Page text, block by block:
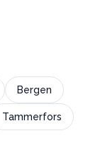
Bergen
Tammerfors